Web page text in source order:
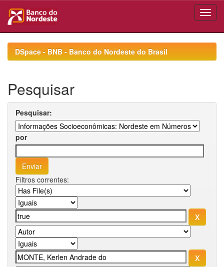
navigationDSpace - BNB - Banco do Nordeste do Brasil
Pesquisar
Pesquisar:
por
Filtros correntes: